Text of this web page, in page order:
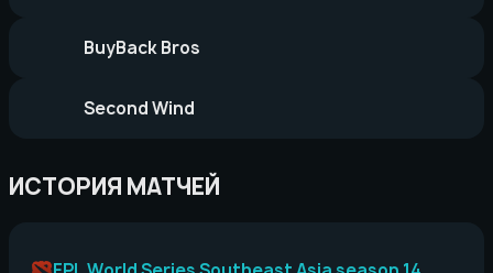
BuyBack Bros
Second Wind
ИСТОРИЯ МАТЧЕЙ